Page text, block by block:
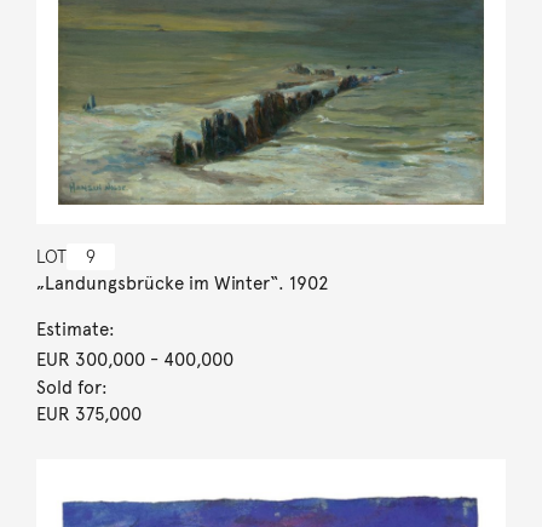
LOT 9
„Landungsbrücke im Winter“. 1902
Estimate:
EUR 300,000- 400,000
Sold for:
EUR 375,000